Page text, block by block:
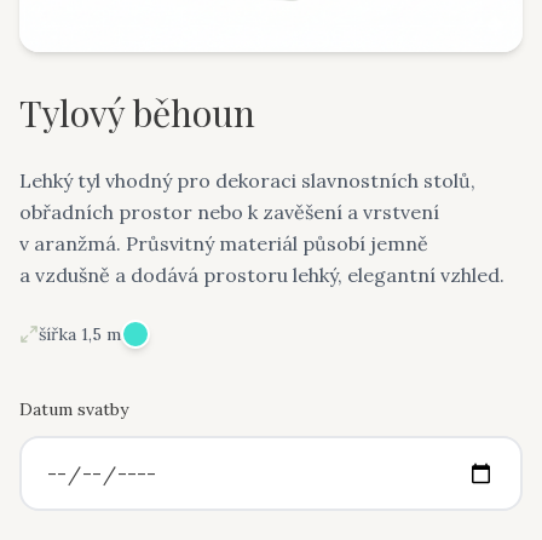
Tylový běhoun
Lehký tyl vhodný pro dekoraci slavnostních stolů,
obřadních prostor nebo k zavěšení a vrstvení
v aranžmá. Průsvitný materiál působí jemně
a vzdušně a dodává prostoru lehký, elegantní vzhled.
šířka 1,5 m
Datum svatby